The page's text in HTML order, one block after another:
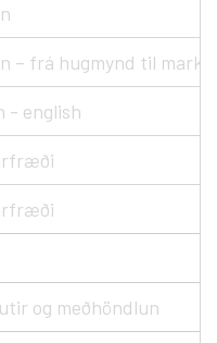
– frá hugmynd til
- english
og meðhöndlun